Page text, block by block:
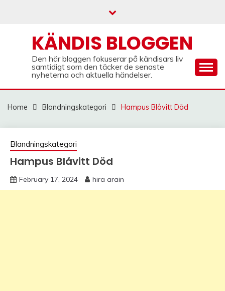
KÄNDIS BLOGGEN
Den här bloggen fokuserar på kändisars liv
samtidigt som den täcker de senaste
nyheterna och aktuella händelser.
Home Blandningskategori Hampus Blåvitt Död
Blandningskategori
Hampus Blåvitt Död
February 17, 2024 hira arain